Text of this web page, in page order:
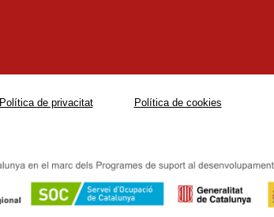
Política de privacitat Política de cookies